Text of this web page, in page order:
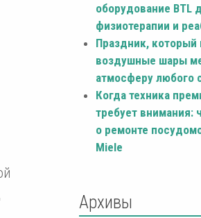
оборудование BTL
физиотерапии и
Праздник, который
воздушные шары
атмосферу любого
Когда техника
требует внимания:
о ремонте
Miele
Архивы